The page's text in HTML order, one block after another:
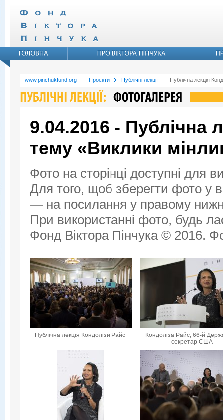
www.pinchukfund.org Проєкти Публічні лекції Публічна лекція
9.04.2016 - Публічна
тему «Виклики
Фото на сторінці доступні для
Для того, щоб зберегти фото у
— на посилання у правому
При використанні фото, будь
Фонд Віктора Пінчука © 2016.
Публічна лекція Кондолізи Райс
Кондоліза Райс, 66-й
секретар США